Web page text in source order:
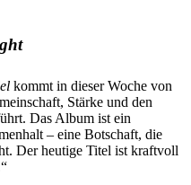
kommt in dieser Woche von
Stärke und den
Das Album ist ein
– eine Botschaft, die
Der heutige Titel ist kraftvoll